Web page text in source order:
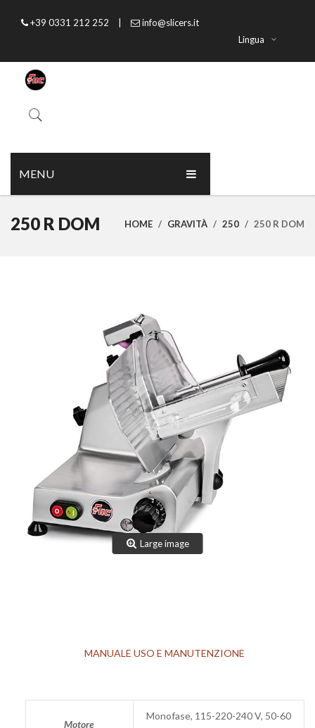
+39 0331 212 252
info@slicers.it
Lingua
MENU
CERTIFICAZIONI
AREA RISERVATA
NOVITÀ SANIFICAZIONE
250 R DOM HOME / GRAVITÀ / 250 / 250 R DOM
Large image
MANUALE USO E MANUTENZIONE
Motore
Monofase, 115-220-240 V, 50-60